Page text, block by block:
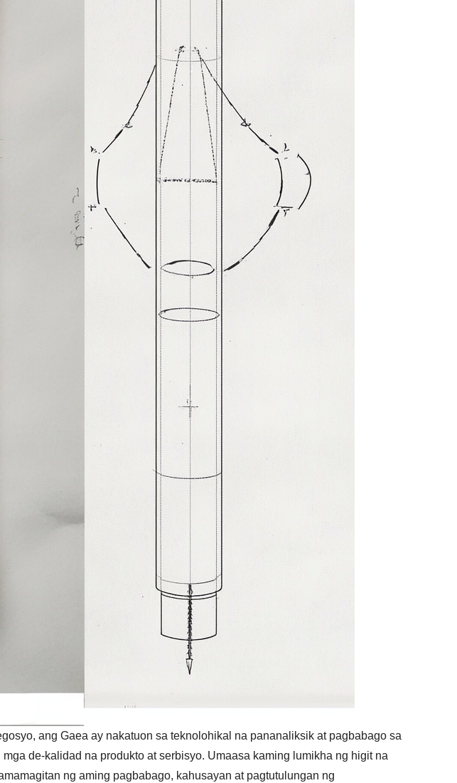
ang Gaea ay nakatuon sa teknolohikal na pananaliksik at pagbabago sa
de-kalidad na produkto at serbisyo. Umaasa kaming lumikha ng higit na
ng aming pagbabago, kahusayan at pagtutulungan ng